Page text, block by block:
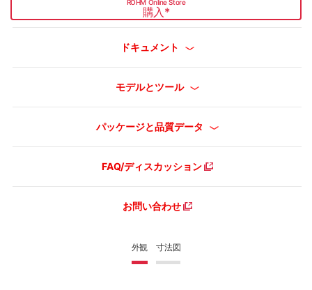
外観 寸法図
ROHM Online Store
購入*
ドキュメント
モデルとツール
パッケージと品質データ
FAQ/ディスカッション
お問い合わせ